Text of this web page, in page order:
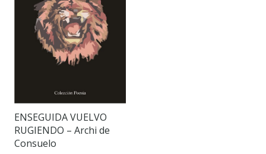
ENSEGUIDA VUELVO
RUGIENDO – Archi de
Consuelo